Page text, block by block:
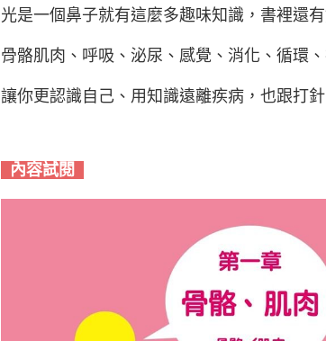
光是一個鼻子就有這麼多趣味知識，書裡還
骨骼肌肉、呼吸、泌尿、感覺、消化、循環
讓你更認識自己、用知識遠離疾病，也跟打
內容試閱